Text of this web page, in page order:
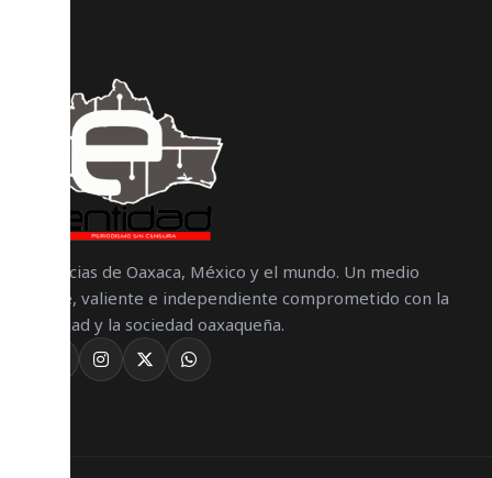
Noticias de Oaxaca, México y el mundo. Un medio
libre, valiente e independiente comprometido con la
verdad y la sociedad oaxaqueña.